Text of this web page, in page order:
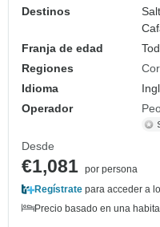
Destinos
Franja de edad
Regiones
Idioma
Operador
Desde
€1,081 por persona
Regístrate para acceder a
Precio basado en una